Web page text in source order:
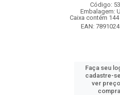
Código:
Embalagem:
Caixa contém
EAN:
Faça seu
cadastre-
ver